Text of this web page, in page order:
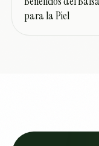
para la Piel